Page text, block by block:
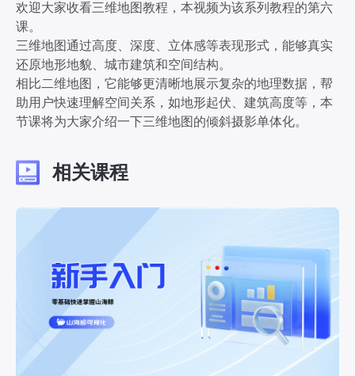
欢迎大家收看三维地图教程，本视频为该系列教程的第六
课。
三维地图通过高度、深度、立体感等表现形式，能够真实
还原地形地貌、城市建筑和空间结构。
相比二维地图，它能够更清晰地展示复杂的地理数据，帮
助用户快速理解空间关系，如地形起伏、建筑高度等，本
节课将为大家介绍一下三维地图的倾斜摄影单体化。
相关课程